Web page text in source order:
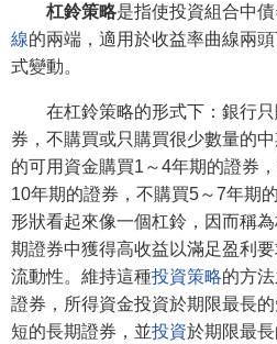
杠鈴策略是指使投資組合中
線的兩端，適用於收益率曲線兩
式變動。
在杠鈴策略的形式下：銀行只
券，不購買或只購買很少數量的
的可用資金購買1～4年期的證券
10年期的證券，不購買5～7年期
形狀看起來像一個杠鈴，因而稱
期證券中獲得高收益以滿足盈利要
流動性。維持這種投資策略的方
證券，所得資金投資於期限最長
短的長期證券，並投資於期限最